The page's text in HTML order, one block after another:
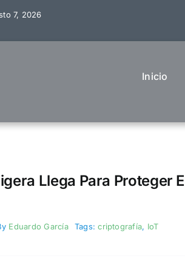
7, 2026
Inicio
Llega Para Proteger
Eduardo García Tags:criptografía, IoT